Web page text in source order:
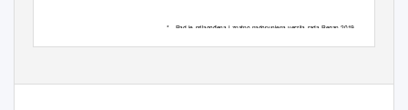
* Rad je prilagođena i znatno nadopunjena verzija rada Regan 2019, str. 187-
Regan 2019, pp. 187–200.